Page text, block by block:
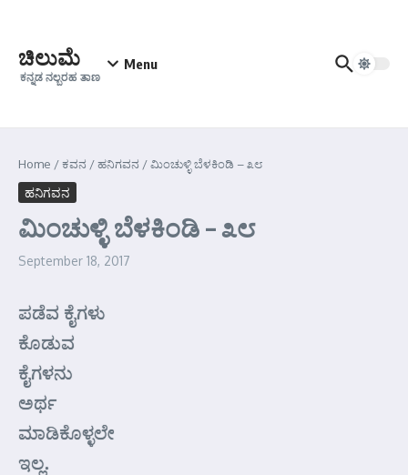
ಚಿಲುಮೆ
ಕನ್ನಡ ನಲ್ಬರಹ ತಾಣ
Menu
Home /ಕವನ /ಹನಿಗವನ /ಮಿಂಚುಳ್ಳಿ ಬೆಳಕಿಂಡಿ – ೩೮
ಹನಿಗವನ
ಮಿಂಚುಳ್ಳಿ ಬೆಳಕಿಂಡಿ – ೩೮
September 18, 2017
ಪಡೆವ ಕೈಗಳು
ಕೊಡುವ
ಕೈಗಳನು
ಅರ್ಥ
ಮಾಡಿಕೊಳ್ಳಲೇ
ಇಲ್ಲ.